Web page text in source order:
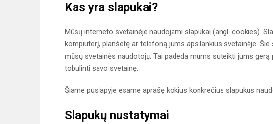
Kas yra slapukai?
Mūsų interneto svetainėje naudojami slapukai (angl. cookies).
kompiuterį, planšetę ar telefoną jums apsilankius svetainėje.
mūsų svetainės naudotojų. Tai padeda mums suteikti jums
tobulinti savo svetainę.
Šiame puslapyje esame aprašę kokius konkrečius slapukus
Slapukų nustatymai